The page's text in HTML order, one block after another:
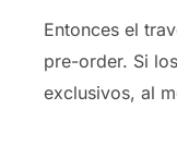
Entonces el
pre-order. Si
exclusivos, al